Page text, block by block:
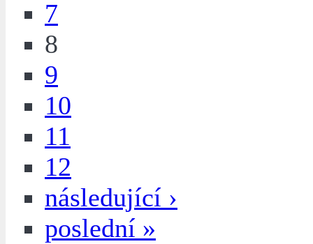
7
8
9
10
11
12
následující ›
poslední »